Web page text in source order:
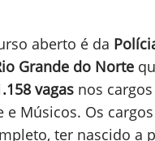
aberto é da
Grande do Norte
vagas nos
e Músicos. Os
ter nascido a